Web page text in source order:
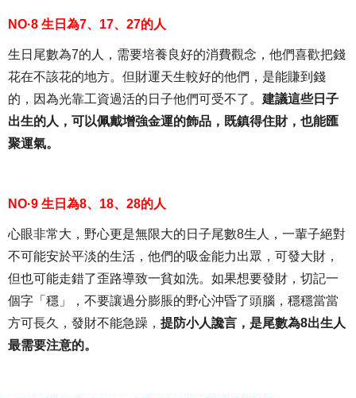
NO·8 生日為7、17、27的人
生日尾數為7的人，需要培養良好的消費觀念，他們喜歡把錢
花在不該花的地方。但財運天生較好的他們，是能賺到錢
的，因為光靠工資過活的日子他們可受不了。 建議這些日子
出生的人，可以佩戴增強金運的飾品，既鎮得住財，也能匯
聚運氣。
NO·9 生日為8、18、28的人
心眼非常大，野心更是無限大的日子尾數8生人，一輩子絕對
不可能安於平淡的生活，他們的吸金能力出眾，可發大財，
但也可能走錯了歪路導致一貧如洗。如果想要發財，切記一
個字「穩」，不要讓過分膨脹的野心沖昏了頭腦，穩穩當當
方可長久，發財不能急躁， 提防小人讒言，是尾數為8出生人
最需要注意的。